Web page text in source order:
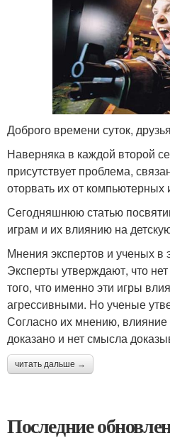
Доброго времени суток,
Наверняка в каждой второй
присутствует проблема,
оторвать их от компьютерных
Сегодняшнюю статью
играм и их влиянию на
Мнения экспертов и ученых в
Эксперты утверждают, что нет
того, что именно эти игры
агрессивными. Но ученые
Согласно их мнению, влияние
доказано и нет смысла
читать дальше →
Последние